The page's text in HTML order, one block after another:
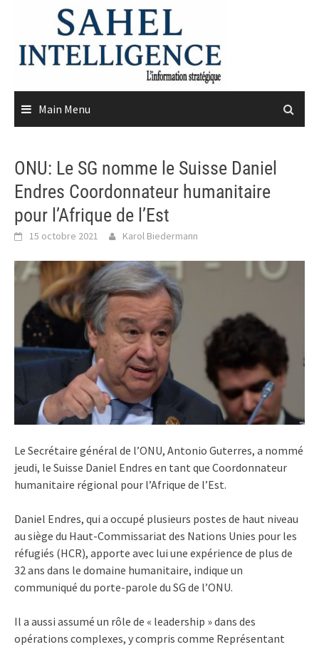
content
Main Menu
ONU: Le SG nomme le Suisse Daniel
Endres Coordonnateur humanitaire
pour l’Afrique de l’Est
15 octobre 2021 Karol Biedermann
Le Secrétaire général de l’ONU, Antonio Guterres, a nommé
jeudi, le Suisse Daniel Endres en tant que Coordonnateur
humanitaire régional pour l’Afrique de l’Est.
Daniel Endres, qui a occupé plusieurs postes de haut niveau
au siège du Haut-Commissariat des Nations Unies pour les
réfugiés (HCR), apporte avec lui une expérience de plus de
32 ans dans le domaine humanitaire, indique un
communiqué du porte-parole du SG de l’ONU.
Il a aussi assumé un rôle de « leadership » dans des
opérations complexes, y compris comme Représentant